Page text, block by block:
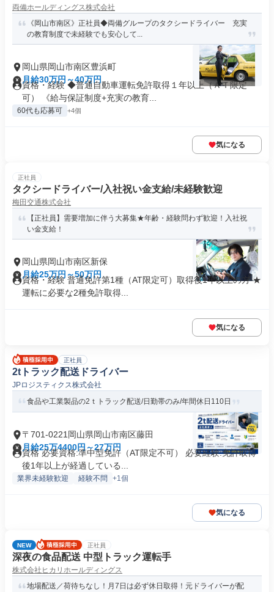
両備ホールディングス株式会社
《岡山市南区》正社員◆両備グループのタクシードライバー 充実
の教育制度で未経験でも安心して...
岡山県岡山市南区豊浜町
月給30万円～40万円
資格・経験 ◆普通自動車運転免許取得１年以上（ＡＴ限定
可） 《給与保証制度+充実の教育...
60代も応募可 +4個
気になる
正社員
タクシードライバー/入社祝い金支給/未経験歓迎
梅田交通株式会社
【正社員】需要増加に伴う大募集★年齢・経験問わず歓迎！入社祝
い金支給！
岡山県岡山市南区新保
月給25万円～50万円
資格・経験 普通免許第1種（AT限定可）取得後1年以上の方 ★
運転に必要な2種免許取得...
気になる
正社員
2tトラック配送ドライバー
JPロジスティクス株式会社
食品や工業製品の2ｔトラック配送/日勤帯のみ/年間休日110日
〒701-0221岡山県岡山市南区藤田
月給25万4400円～27万円
資格 必要資格:準中型免許（AT限定不可） 必要経験:免許取得
後1年以上が経過している...
業界未経験歓迎 経験不問 +1個
気になる
NEW 正社員
深夜の食品配送 中型トラック運転手
株式会社ヒカリホールディングス
地場配送／荷待ちなし！月7日は必ず休日取得！元ドライバーが配